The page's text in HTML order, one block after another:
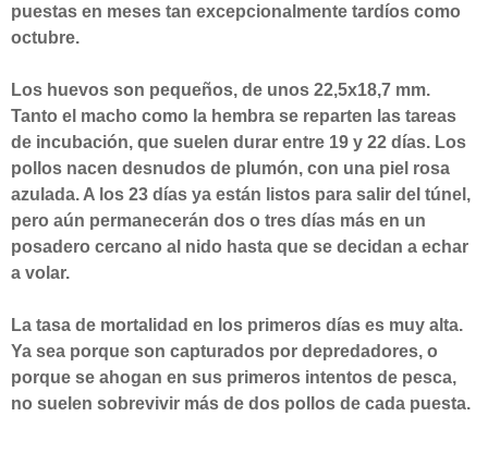
puestas en meses tan excepcionalmente tardíos como
octubre.
Los huevos son pequeños, de unos 22,5x18,7 mm.
Tanto el macho como la hembra se reparten las tareas
de incubación, que suelen durar entre 19 y 22 días. Los
pollos nacen desnudos de plumón, con una piel rosa
azulada. A los 23 días ya están listos para salir del túnel,
pero aún permanecerán dos o tres días más en un
posadero cercano al nido hasta que se decidan a echar
a volar.
La tasa de mortalidad en los primeros días es muy alta.
Ya sea porque son capturados por depredadores, o
porque se ahogan en sus primeros intentos de pesca,
no suelen sobrevivir más de dos pollos de cada puesta.